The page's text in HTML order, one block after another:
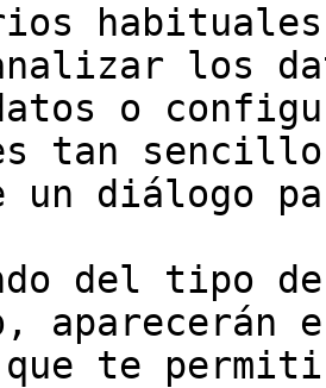
los
o
tan sencillo
un diálogo
del tipo
que te